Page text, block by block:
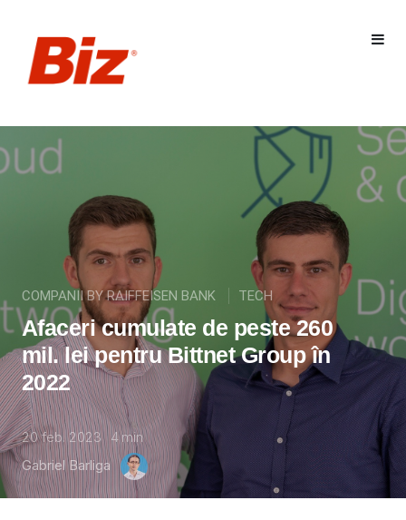
COMPANII BY RAIFFEISEN BANK TECH
Afaceri cumulate de peste 260
mil. lei pentru Bittnet Group în
2022
20 feb. 2023 4min
Gabriel Barliga